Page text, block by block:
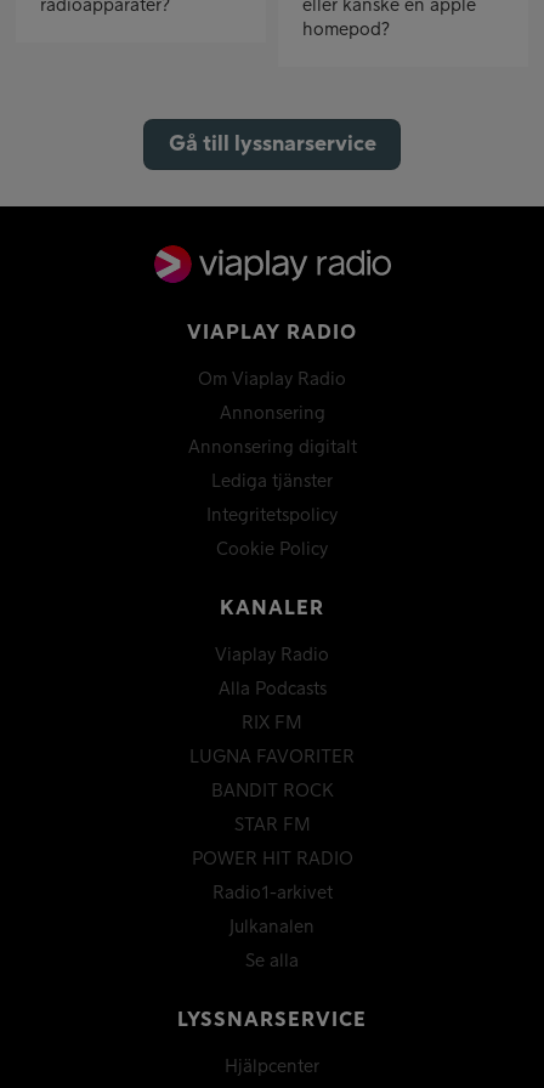
radioapparater?
eller kanske en apple
homepod?
Gå till lyssnarservice
VIAPLAY RADIO
Om Viaplay Radio
Annonsering
Annonsering digitalt
Lediga tjänster
Integritetspolicy
Cookie Policy
KANALER
Viaplay Radio
Alla Podcasts
RIX FM
LUGNA FAVORITER
BANDIT ROCK
STAR FM
POWER HIT RADIO
Radio1-arkivet
Julkanalen
Se alla
LYSSNARSERVICE
Hjälpcenter